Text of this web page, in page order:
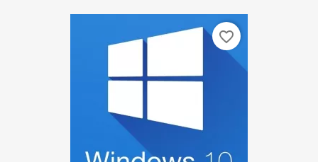
favorite_border